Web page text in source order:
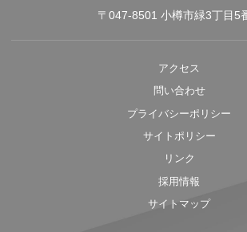
〒047-8501 小樽市緑3丁目5
アクセス
問い合わせ
プライバシーポリシー
サイトポリシー
リンク
採用情報
サイトマップ